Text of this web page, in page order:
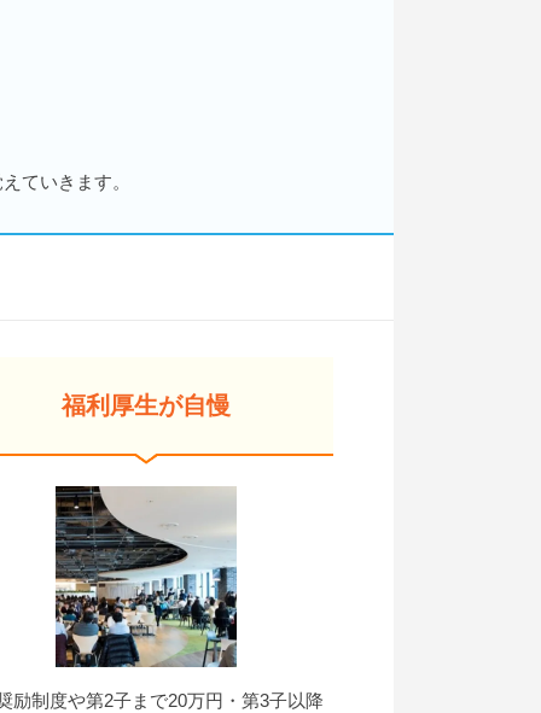
ていきます。
福利厚生が自慢
励制度や第2子まで20万円・第3子以降